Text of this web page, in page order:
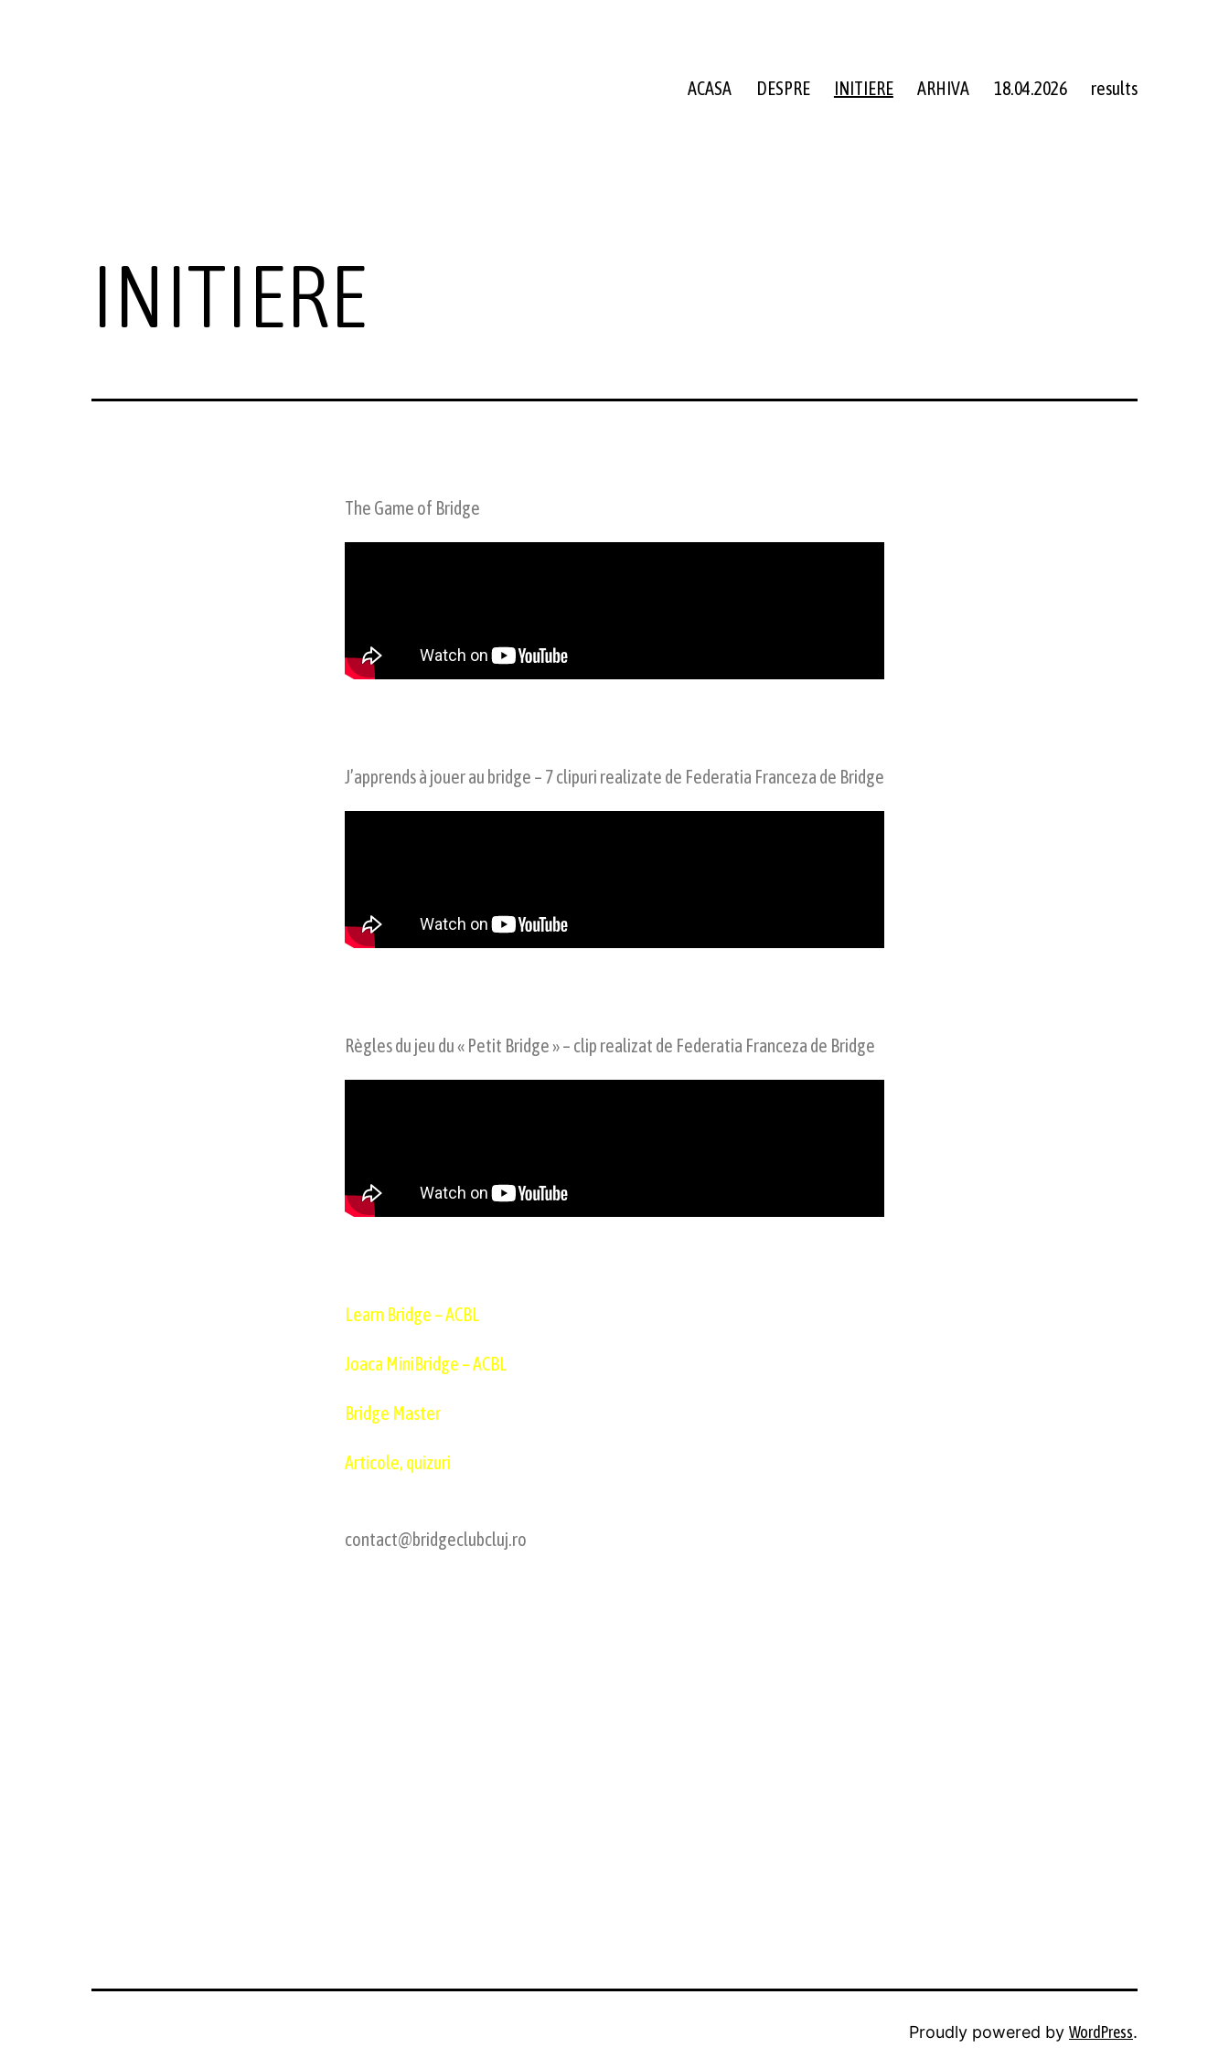
ACASA DESPRE INITIERE ARHIVA 18.04.2026 results
INITIERE
The Game of Bridge
J’apprends à jouer au bridge – 7 clipuri realizate de Federatia Franceza de Bridge
Règles du jeu du « Petit Bridge » – clip realizat de Federatia Franceza de Bridge
Learn Bridge – ACBL
Joaca MiniBridge – ACBL
Bridge Master
Articole, quizuri
contact@bridgeclubcluj.ro
Proudly powered by WordPress.